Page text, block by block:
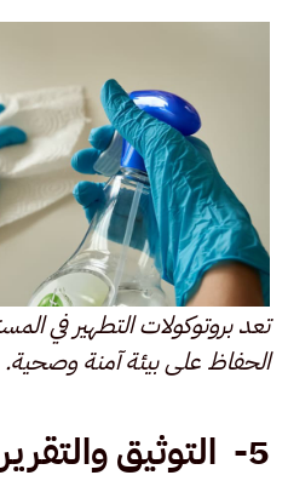
تعد بروتوكولات التطهير في
الحفاظ على بيئة آمنة وصحية.
5- التوثيق والتقرير